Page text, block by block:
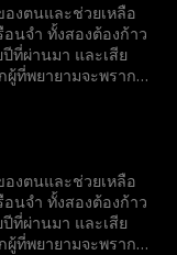
งตนและช่วยเหลือ
นจำ ทั้งสองต้องก้าว
ที่ผ่านมา และเสีย
ที่พยายามจะพราก
งตนและช่วยเหลือ
นจำ ทั้งสองต้องก้าว
ที่ผ่านมา และเสีย
ที่พยายามจะพราก